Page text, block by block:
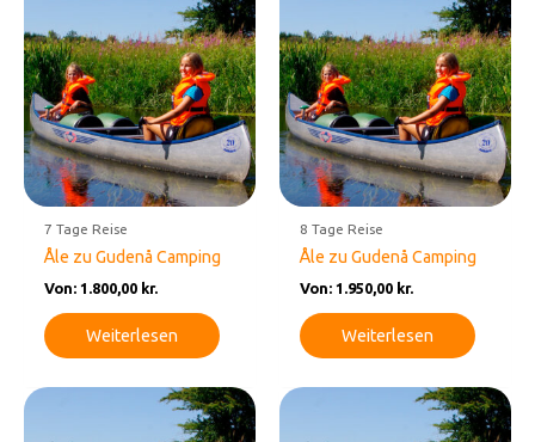
7 Tage Reise
Åle zu Gudenå Camping
Von: 1.800,00 kr.
Weiterlesen
8 Tage Reise
Åle zu Gudenå Camping
Von: 1.950,00 kr.
Weiterlesen